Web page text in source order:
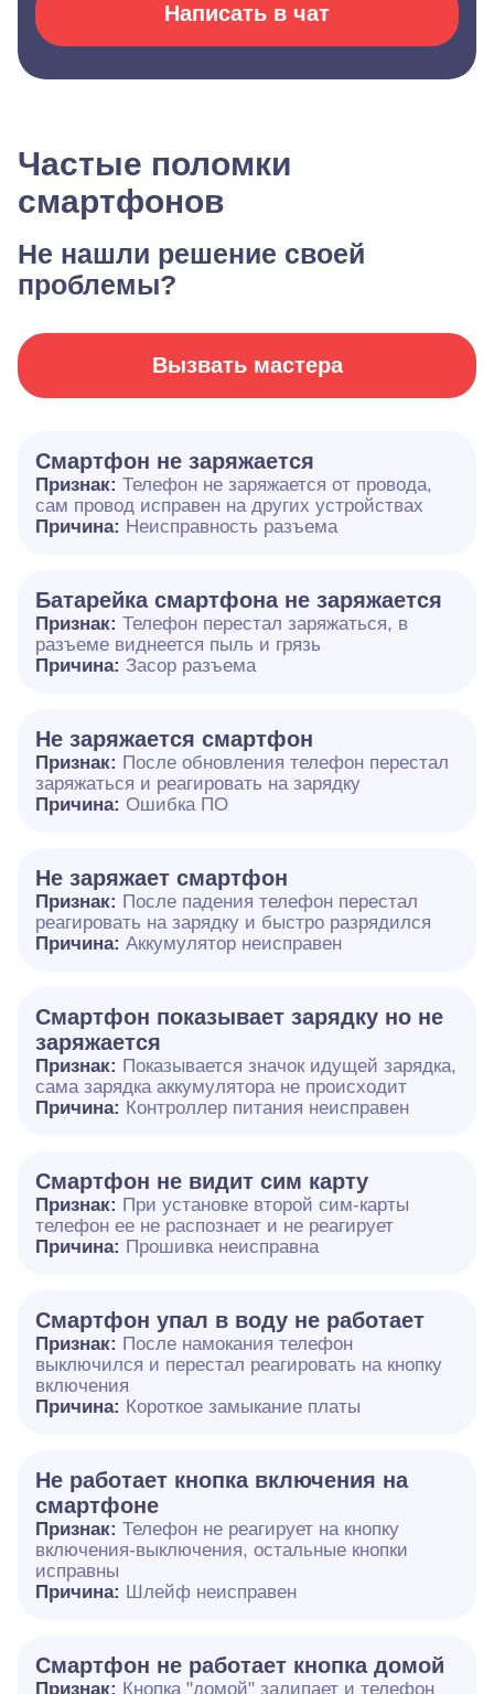
Написать в чат
Частые поломки
смартфонов
Не нашли решение своей
проблемы?
Вызвать мастера
Смартфон не заряжается
Признак: Телефон не заряжается от провода,
сам провод исправен на других устройствах
Причина: Неисправность разъема
Батарейка смартфона не заряжается
Признак: Телефон перестал заряжаться, в
разъеме виднеется пыль и грязь
Причина: Засор разъема
Не заряжается смартфон
Признак: После обновления телефон перестал
заряжаться и реагировать на зарядку
Причина: Ошибка ПО
Не заряжает смартфон
Признак: После падения телефон перестал
реагировать на зарядку и быстро разрядился
Причина: Аккумулятор неисправен
Смартфон показывает зарядку но не
заряжается
Признак: Показывается значок идущей зарядка,
сама зарядка аккумулятора не происходит
Причина: Контроллер питания неисправен
Смартфон не видит сим карту
Признак: При установке второй сим-карты
телефон ее не распознает и не реагирует
Причина: Прошивка неисправна
Смартфон упал в воду не работает
Признак: После намокания телефон
выключился и перестал реагировать на кнопку
включения
Причина: Короткое замыкание платы
Не работает кнопка включения на
смартфоне
Признак: Телефон не реагирует на кнопку
включения-выключения, остальные кнопки
исправны
Причина: Шлейф неисправен
Смартфон не работает кнопка домой
Признак: Кнопка "домой" залипает и телефон